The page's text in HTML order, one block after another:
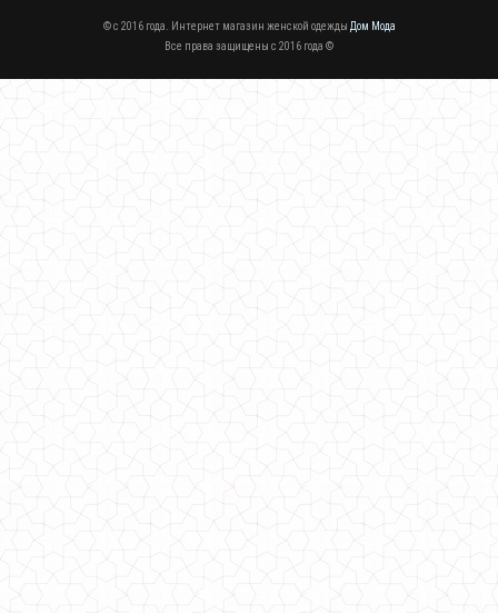
Модная теплая шапка
480.00грн.
Модная женская шапка на меху
© c 2016 года. Интернет магазин женской одежды Дом Мода
Все права защищены c 2016 года ©